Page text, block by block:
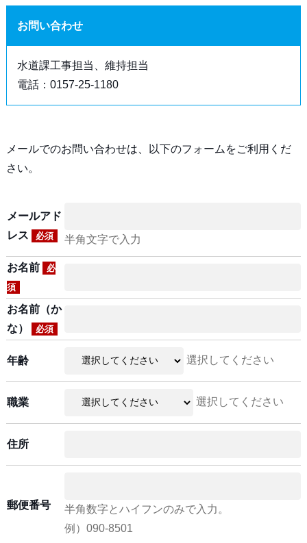
お問い合わせ
水道課工事担当、維持担当
電話：0157-25-1180
メールでのお問い合わせは、以下のフォームをご利用くだ
さい。
メールアド
レス
必須 半角文字で入力
お名前
必
須
お名前（か
な）
必須
年齢 選択してください
職業 選択してください
住所
郵便番号
半角数字とハイフンのみで入力。
例）090-8501